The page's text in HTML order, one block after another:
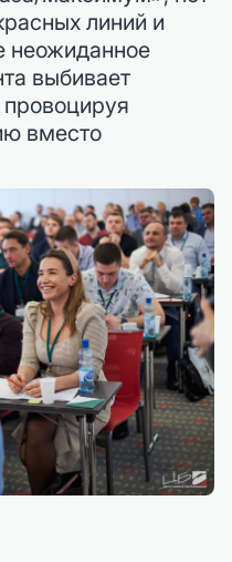
линий и
неожиданное
выбивает
провоцируя
вместо